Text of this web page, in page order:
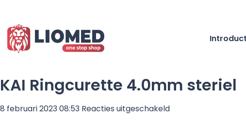
KAI Ringcurette 4.0mm steriel
8 februari 2023 08:53 Reacties uitgeschakeldvoor